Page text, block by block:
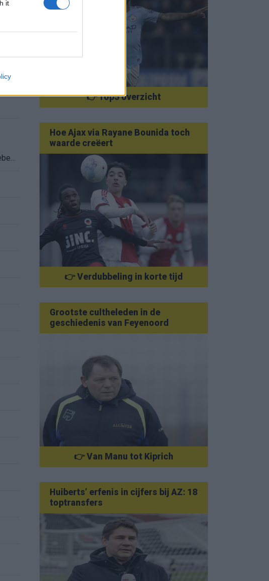
it
👉 Top5 overzicht
Hoe Ajax via Rayane Bounida toch
waarde creëert
👉 Verdubbeling in korte tijd
Grootste cultheleden in de
geschiedenis van Feyenoord
👉 Van Manu tot Kiprich
Huiberts’ erfenis in cijfers bij AZ: 18
toptransfers